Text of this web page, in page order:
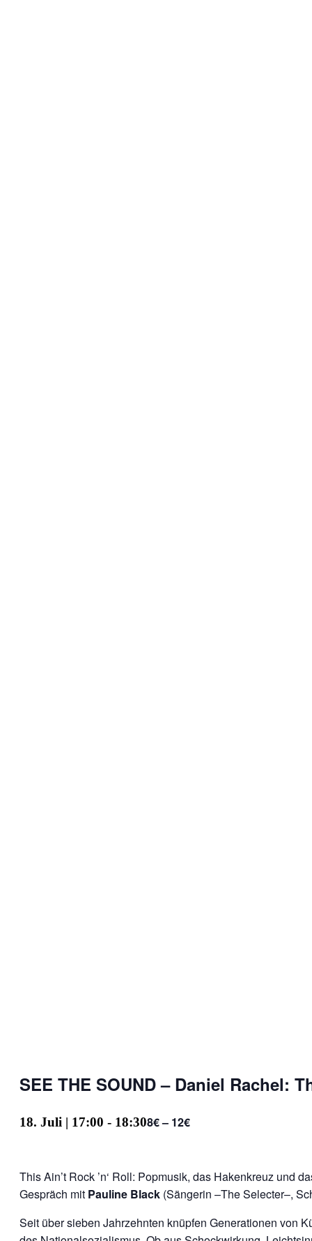
SEE THE SOUND – Daniel Rachel:
18. Juli | 17:00 - 18:308€ – 12€
This Ain’t Rock ’n‘ Roll: Popmusik, das Hakenkreuz und
Gespräch mit Pauline Black (Sängerin –The Selecter–,
Seit über sieben Jahrzehnten knüpfen Generationen von